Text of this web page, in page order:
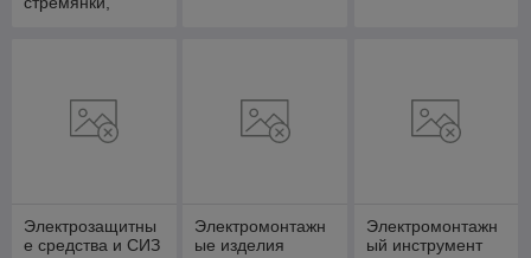
Электрозащитны
е средства и СИЗ
Электромонтажн
ые изделия
Электромонтажн
ый инструмент